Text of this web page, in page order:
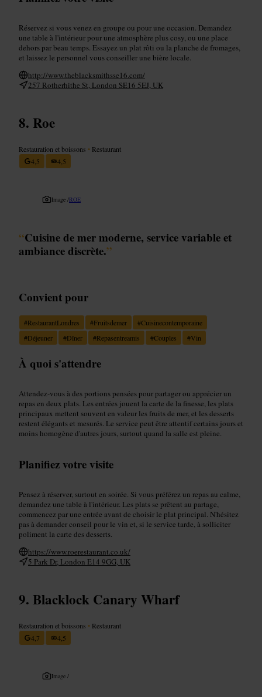
Réservez si vous venez en groupe ou pour une occasion. Demandez
une table à l'intérieur pour une atmosphère plus cosy, ou une place
dehors par beau temps. Essayez un plat rôti ou la planche de fromages,
et laissez le personnel vous conseiller une bière locale.
http://www.theblacksmithsse16.com/
257 Rotherhithe St, London SE16 5EJ, UK
Roe
Restauration et boissons • Restaurant
4,5
4,5
Image /ROE
“Cuisine de mer moderne, service variable et
ambiance discrète.”
Convient pour
#RestaurantLondres #Fruitsdemer #Cuisinecontemporaine
#Déjeuner #Dîner #Repasentreamis #Couples #Vin
À quoi s'attendre
Attendez-vous à des portions pensées pour partager ou apprécier un
repas en deux plats. Les entrées jouent la carte de la finesse, les plats
principaux mettent souvent en valeur les fruits de mer, et les desserts
restent élégants et mesurés. Le service peut être attentif certains jours et
moins homogène d'autres jours, surtout quand la salle est pleine.
Planifiez votre visite
Pensez à réserver, surtout en soirée. Si vous préférez un repas au calme,
demandez une table à l'intérieur. Les plats se prêtent au partage,
commencez par une entrée avant de choisir le plat principal. N'hésitez
pas à demander conseil pour le vin et, si le service tarde, à solliciter
poliment la carte des desserts.
https://www.roerestaurant.co.uk/
5 Park Dr, London E14 9GG, UK
Blacklock Canary Wharf
Restauration et boissons • Restaurant
4,7
4,5
Image /